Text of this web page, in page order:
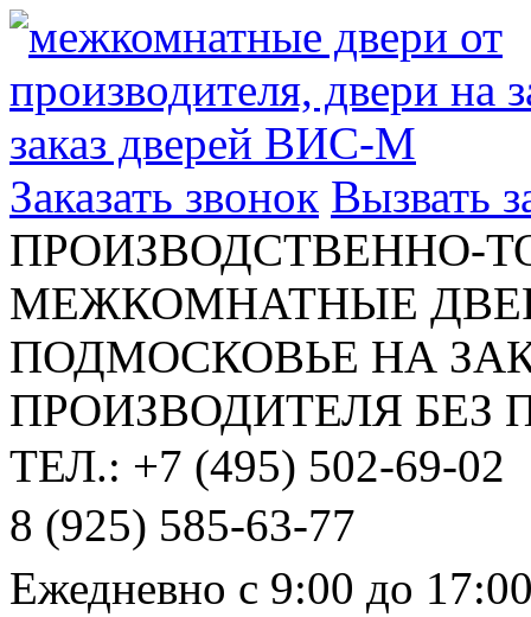
Заказать звонок Вызвать
ПРОИЗВОДСТВЕННО-
МЕЖКОМНАТНЫЕ
ПОДМОСКОВЬЕ НА
ПРОИЗВОДИТЕЛЯ БЕЗ
ТЕЛ.: +7 (495) 502-69-02
8 (925) 585-63-77
Ежедневно с 9:00 до